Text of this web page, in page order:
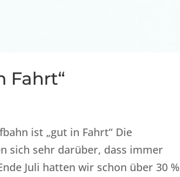
Fahrt“
ist „gut in Fahrt“ Die
sich sehr darüber, dass immer
Juli hatten wir schon über 30 %